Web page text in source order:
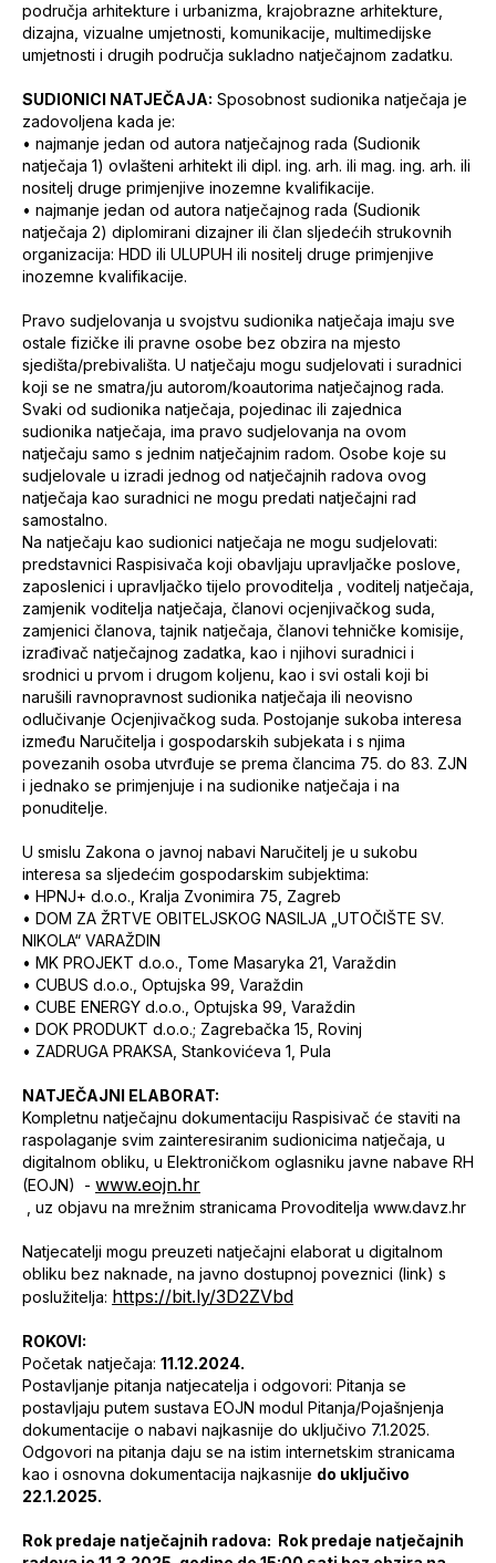
područja arhitekture i urbanizma, krajobrazne arhitekture,
dizajna, vizualne umjetnosti, komunikacije, multimedijske
umjetnosti i drugih područja sukladno natječajnom zadatku.
SUDIONICI NATJEČAJA: Sposobnost sudionika natječaja je
zadovoljena kada je:
• najmanje jedan od autora natječajnog rada (Sudionik
natječaja 1) ovlašteni arhitekt ili dipl. ing. arh. ili mag. ing. arh. ili
nositelj druge primjenjive inozemne kvalifikacije.
• najmanje jedan od autora natječajnog rada (Sudionik
natječaja 2) diplomirani dizajner ili član sljedećih strukovnih
organizacija: HDD ili ULUPUH ili nositelj druge primjenjive
inozemne kvalifikacije.
Pravo sudjelovanja u svojstvu sudionika natječaja imaju sve
ostale fizičke ili pravne osobe bez obzira na mjesto
sjedišta/prebivališta. U natječaju mogu sudjelovati i suradnici
koji se ne smatra/ju autorom/koautorima natječajnog rada.
Svaki od sudionika natječaja, pojedinac ili zajednica
sudionika natječaja, ima pravo sudjelovanja na ovom
natječaju samo s jednim natječajnim radom. Osobe koje su
sudjelovale u izradi jednog od natječajnih radova ovog
natječaja kao suradnici ne mogu predati natječajni rad
samostalno.
Na natječaju kao sudionici natječaja ne mogu sudjelovati:
predstavnici Raspisivača koji obavljaju upravljačke poslove,
zaposlenici i upravljačko tijelo provoditelja , voditelj natječaja,
zamjenik voditelja natječaja, članovi ocjenjivačkog suda,
zamjenici članova, tajnik natječaja, članovi tehničke komisije,
izrađivač natječajnog zadatka, kao i njihovi suradnici i
srodnici u prvom i drugom koljenu, kao i svi ostali koji bi
narušili ravnopravnost sudionika natječaja ili neovisno
odlučivanje Ocjenjivačkog suda. Postojanje sukoba interesa
između Naručitelja i gospodarskih subjekata i s njima
povezanih osoba utvrđuje se prema člancima 75. do 83. ZJN
i jednako se primjenjuje i na sudionike natječaja i na
ponuditelje.
U smislu Zakona o javnoj nabavi Naručitelj je u sukobu
interesa sa sljedećim gospodarskim subjektima:
• HPNJ+ d.o.o., Kralja Zvonimira 75, Zagreb
• DOM ZA ŽRTVE OBITELJSKOG NASILJA „UTOČIŠTE SV.
NIKOLA“ VARAŽDIN
• MK PROJEKT d.o.o., Tome Masaryka 21, Varaždin
• CUBUS d.o.o., Optujska 99, Varaždin
• CUBE ENERGY d.o.o., Optujska 99, Varaždin
• DOK PRODUKT d.o.o.; Zagrebačka 15, Rovinj
• ZADRUGA PRAKSA, Stankovićeva 1, Pula
NATJEČAJNI ELABORAT:
Kompletnu natječajnu dokumentaciju Raspisivač će staviti na
raspolaganje svim zainteresiranim sudionicima natječaja, u
digitalnom obliku, u Elektroničkom oglasniku javne nabave RH
(EOJN) - www.eojn.hr
, uz objavu na mrežnim stranicama Provoditelja www.davz.hr
Natjecatelji mogu preuzeti natječajni elaborat u digitalnom
obliku bez naknade, na javno dostupnoj poveznici (link) s
poslužitelja: https://bit.ly/3D2ZVbd
ROKOVI:
Početak natječaja: 11.12.2024.
Postavljanje pitanja natjecatelja i odgovori: Pitanja se
postavljaju putem sustava EOJN modul Pitanja/Pojašnjenja
dokumentacije o nabavi najkasnije do uključivo 7.1.2025.
Odgovori na pitanja daju se na istim internetskim stranicama
kao i osnovna dokumentacija najkasnije do uključivo
22.1.2025.
Rok predaje natječajnih radova: Rok predaje natječajnih